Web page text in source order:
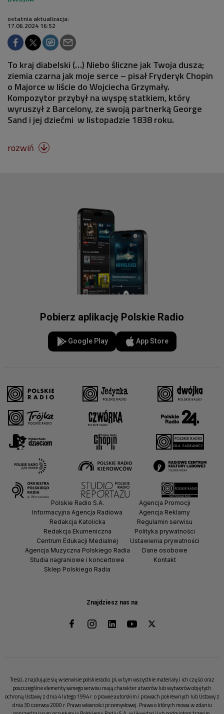
ostatnia aktualizacja:
17.06.2024 16:52
To kraj diabelski (…) Niebo śliczne jak Twoja dusza;
ziemia czarna jak moje serce – pisał Fryderyk Chopin
o Majorce w liście do Wojciecha Grzymały.
Kompozytor przybył na wyspę statkiem, który
wyruszył z Barcelony, ze swoją partnerką George
Sand i jej dziećmi w listopadzie 1838 roku.
rozwiń 
Pobierz aplikację Polskie Radio
Google Play App Store
Znajdziesz nas na
Polskie Radio S.A.
Informacyjna Agencja Radiowa
Redakcja Katolicka
Redakcja Ekumeniczna
Centrum Edukacji Medialnej
Agencja Muzyczna Polskiego Radia
Studia nagraniowe i koncertowe
Sklep Polskiego Radia
Agencja Promocji
Agencja Reklamy
Regulamin serwisu
Polityka prywatności
Ustawienia prywatności
Dane osobowe
Kontakt
Treści, znajdujące się w serwisie polskieradio.pl, w tym wszystkie materiały i ich części oraz
poszczególne elementy samego serwisu mają charakter utworów lub wytworów objętych
ochroną Ustawy z dnia 4 lutego 1994 r. o prawie autorskim i prawach pokrewnych lub Ustawy z
dnia 30 czerwca 2000 r. Prawo własności przemysłowej. Prawa o których mowa w zdaniu